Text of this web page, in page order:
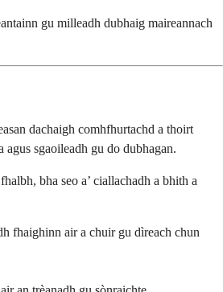
gu milleadh dubhaig maireannach
dachaigh comhfhurtachd a thoirt
agus sgaoileadh gu do dubhagan.
bha seo a’ ciallachadh a bhith a
fhaighinn air a chuir gu dìreach chun